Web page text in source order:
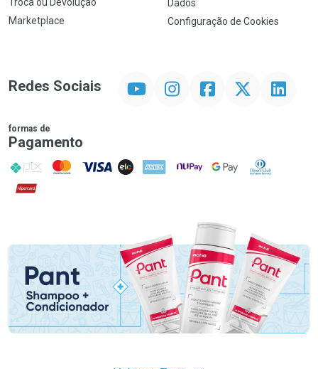
Troca ou Devolução
Marketplace
Dados
Configuração de Cookies
Redes Sociais InstagramFacebookTwitter Linkedin
formas de
Pagamento
PIX MasterCard
VISA ELO AMEX NuPay Google PayDiners Club
Hipercard
Promoção em Destaque